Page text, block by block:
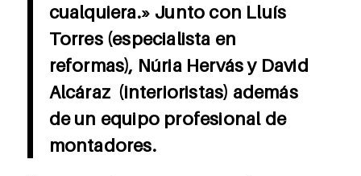
cualquiera.» Junto con Lluís
Torres (especialista en
reformas), Núria Hervás y David
Alcáraz (interioristas) además
de un equipo profesional de
montadores.